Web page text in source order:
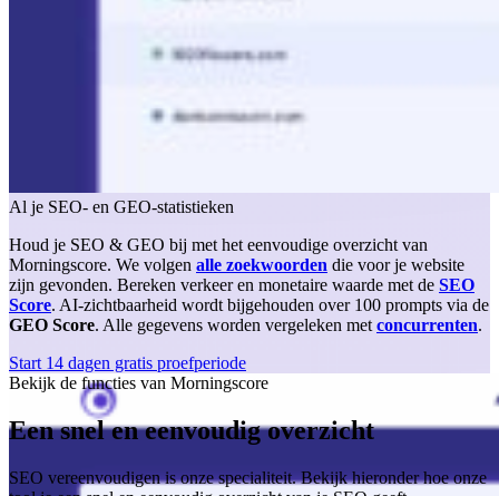
Al je SEO- en GEO-statistieken
Houd je SEO & GEO bij met het eenvoudige overzicht van
Morningscore. We volgen alle zoekwoorden die voor je website
zijn gevonden. Bereken verkeer en monetaire waarde met de SEO
Score. AI-zichtbaarheid wordt bijgehouden over 100 prompts via de
GEO Score. Alle gegevens worden vergeleken metconcurrenten.
Start 14 dagen gratis proefperiode
Bekijk de functies van Morningscore
Een snel en eenvoudig overzicht
SEO vereenvoudigen is onze specialiteit. Bekijk hieronder hoe onze